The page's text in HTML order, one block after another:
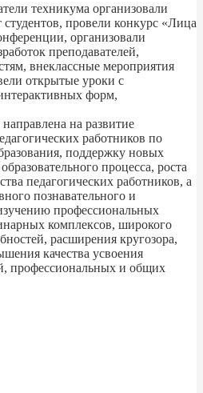
техникума организовали
студентов, провели конкурс «Лица
организовали
преподавателей,
внеклассные мероприятия
открытые уроки с
форм,
на развитие
работников по
поддержку новых
процесса, роста
педагогических работников, а
познавательного и
профессиональных
комплексов, широкого
расширения кругозора,
качества усвоения
профессиональных и общих